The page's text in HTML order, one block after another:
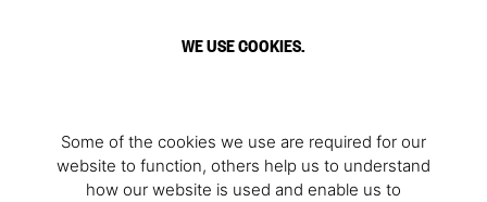
WE USE COOKIES.
Some of the cookies we use are required for our
website to function, others help us to understand
how our website is used and enable us to
Customer Service (Online and Store Orders)